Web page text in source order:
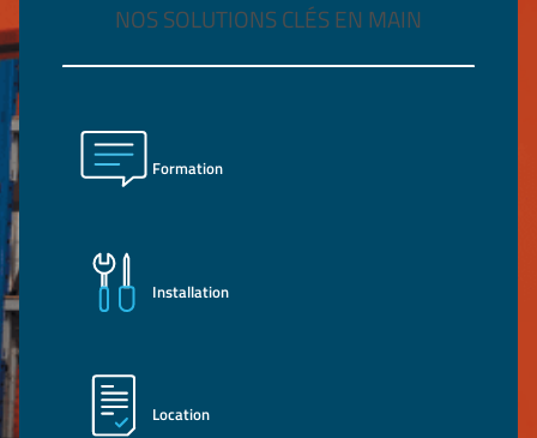
NOS SOLUTIONS CLÉS EN MAIN
Formation
Installation
Location